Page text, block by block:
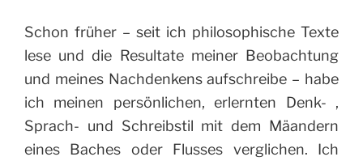
Schon früher – seit ich philosophische Texte
lese und die Resultate meiner Beobachtung
und meines Nachdenkens aufschreibe – habe
ich meinen persönlichen, erlernten Denk- ,
Sprach- und Schreibstil mit dem Mäandern
eines Baches oder Flusses verglichen. Ich